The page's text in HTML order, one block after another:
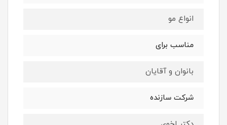
انواع مو
مناسب برای
بانوان و آقایان
شرکت سازنده